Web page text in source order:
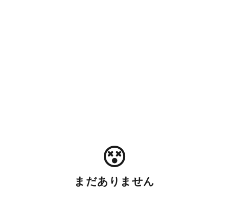
まだありません